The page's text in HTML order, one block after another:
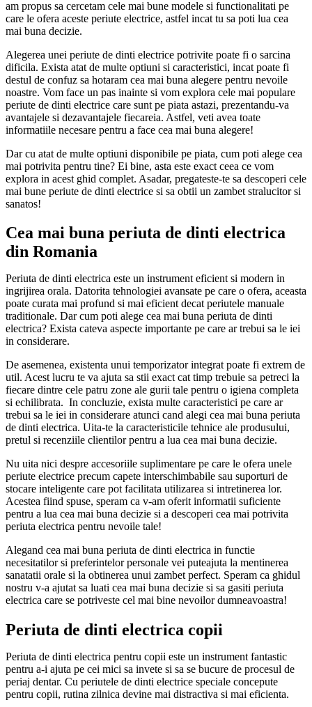
am propus sa cercetam cele mai bune modele si functionalitati pe
care le ofera aceste periute electrice, astfel incat tu sa poti lua cea
mai buna decizie.
Alegerea unei periute de dinti electrice potrivite poate fi o sarcina
dificila. Exista atat de multe optiuni si caracteristici, incat poate fi
destul de confuz sa hotaram cea mai buna alegere pentru nevoile
noastre. Vom face un pas inainte si vom explora cele mai populare
periute de dinti electrice care sunt pe piata astazi, prezentandu-va
avantajele si dezavantajele fiecareia. Astfel, veti avea toate
informatiile necesare pentru a face cea mai buna alegere!
Dar cu atat de multe optiuni disponibile pe piata, cum poti alege cea
mai potrivita pentru tine? Ei bine, asta este exact ceea ce vom
explora in acest ghid complet. Asadar, pregateste-te sa descoperi cele
mai bune periute de dinti electrice si sa obtii un zambet stralucitor si
sanatos!
Cea mai buna periuta de dinti electrica
din Romania
Periuta de dinti electrica este un instrument eficient si modern in
ingrijirea orala. Datorita tehnologiei avansate pe care o ofera, aceasta
poate curata mai profund si mai eficient decat periutele manuale
traditionale. Dar cum poti alege cea mai buna periuta de dinti
electrica? Exista cateva aspecte importante pe care ar trebui sa le iei
in considerare.
De asemenea, existenta unui temporizator integrat poate fi extrem de
util. Acest lucru te va ajuta sa stii exact cat timp trebuie sa petreci la
fiecare dintre cele patru zone ale gurii tale pentru o igiena completa
si echilibrata. In concluzie, exista multe caracteristici pe care ar
trebui sa le iei in considerare atunci cand alegi cea mai buna periuta
de dinti electrica. Uita-te la caracteristicile tehnice ale produsului,
pretul si recenziile clientilor pentru a lua cea mai buna decizie.
Nu uita nici despre accesoriile suplimentare pe care le ofera unele
periute electrice precum capete interschimbabile sau suporturi de
stocare inteligente care pot facilitata utilizarea si intretinerea lor.
Acestea fiind spuse, speram ca v-am oferit informatii suficiente
pentru a lua cea mai buna decizie si a descoperi cea mai potrivita
periuta electrica pentru nevoile tale!
Alegand cea mai buna periuta de dinti electrica in functie
necesitatilor si preferintelor personale vei puteajuta la mentinerea
sanatatii orale si la obtinerea unui zambet perfect. Speram ca ghidul
nostru v-a ajutat sa luati cea mai buna decizie si sa gasiti periuta
electrica care se potriveste cel mai bine nevoilor dumneavoastra!
Periuta de dinti electrica copii
Periuta de dinti electrica pentru copii este un instrument fantastic
pentru a-i ajuta pe cei mici sa invete si sa se bucure de procesul de
periaj dentar. Cu periutele de dinti electrice speciale concepute
pentru copii, rutina zilnica devine mai distractiva si mai eficienta.